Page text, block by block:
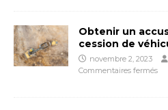
Obtenir un
cession de
novembre 2, 2023
Commentaires fermés